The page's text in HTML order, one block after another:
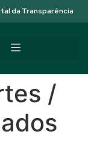
da Transparência
/